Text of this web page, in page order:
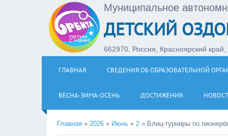
Муниципальное
ДЕТСКИЙ
662970, Россия, Красноярский
ГЛАВНАЯ СВЕДЕНИЯ ОБ ОБРАЗОВАТЕЛЬНОЙ
ВЕСНА-ЗИМА-ОСЕНЬ ДОСТИЖЕНИЯ
Главная » 2026 » Июнь » 2 » Блиц-турниры по